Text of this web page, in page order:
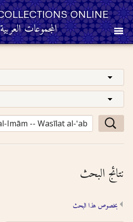
ONLINE
المجموعات
Other Resources
Browse
Browse by Category
Search
نتائج البحث
بخصوص هذا البحث